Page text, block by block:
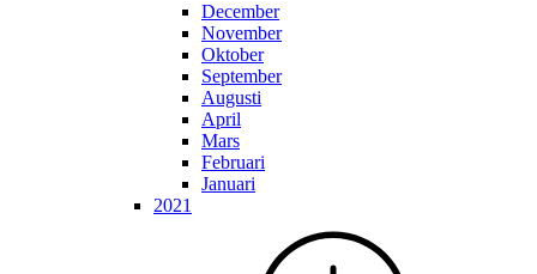
December
November
Oktober
September
Augusti
April
Mars
Februari
Januari
2021